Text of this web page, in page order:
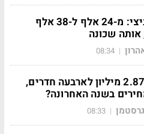
קריית קריניצי: מ-24 אלף ל-38 אלף
שכונה
|
08:34
מרום נווה: 2.87 מיליון לארבעה חדרים,
בשנה האחרונה?
|
08:33